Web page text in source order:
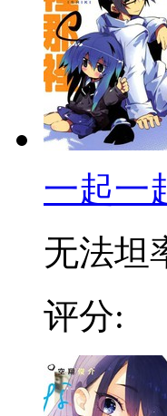
一起一
无法坦
评分: